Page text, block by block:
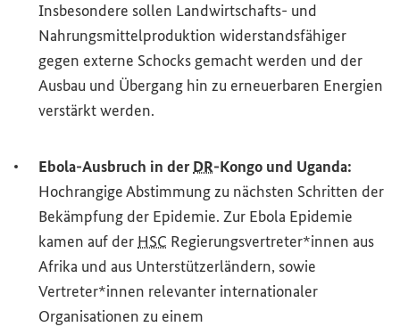
Insbesondere sollen Landwirtschafts- und
Nahrungsmittelproduktion widerstandsfähiger
gegen externe Schocks gemacht werden und der
Ausbau und Übergang hin zu erneuerbaren Energien
verstärkt werden.
Ebola-Ausbruch in derDR-Kongo und Uganda:
Hochrangige Abstimmung zu nächsten Schritten der
Bekämpfung der Epidemie. Zur Ebola Epidemie
kamen auf der HSC Regierungsvertreter*innen aus
Afrika und aus Unterstützerländern, sowie
Vertreter*innen relevanter internationaler
Organisationen zu einem